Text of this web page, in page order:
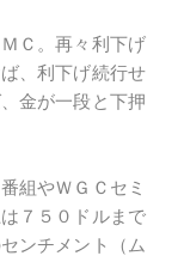
Ｃ。再々利下げ
、利下げ続行せ
金が一段と下押
組やＷＧＣセミ
７５０ドルまで
ンチメント（ム